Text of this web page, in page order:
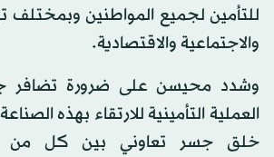
للتأمين لجميع المواطنين وبمختلف
والاجتماعية والاقتصادية.
وشدد محيسن على ضرورة تضافر
العملية التأمينية للارتقاء بهذه
خلق جسر تعاوني بين كل من